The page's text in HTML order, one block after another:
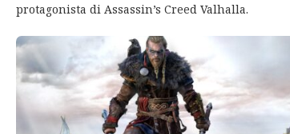
protagonista di Assassin’s Creed Valhalla.